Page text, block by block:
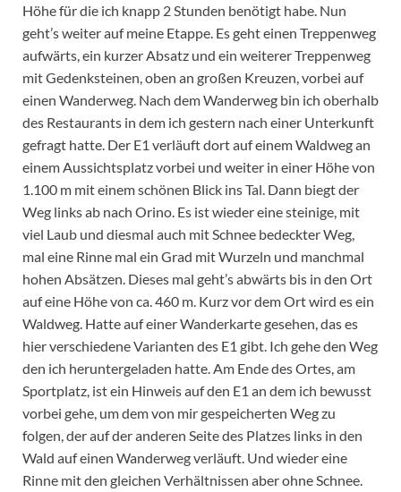
Höhe für die ich knapp 2 Stunden benötigt habe. Nun
geht’s weiter auf meine Etappe. Es geht einen Treppenweg
aufwärts, ein kurzer Absatz und ein weiterer Treppenweg
mit Gedenksteinen, oben an großen Kreuzen, vorbei auf
einen Wanderweg. Nach dem Wanderweg bin ich oberhalb
des Restaurants in dem ich gestern nach einer Unterkunft
gefragt hatte. Der E1 verläuft dort auf einem Waldweg an
einem Aussichtsplatz vorbei und weiter in einer Höhe von
1.100 m mit einem schönen Blick ins Tal. Dann biegt der
Weg links ab nach Orino. Es ist wieder eine steinige, mit
viel Laub und diesmal auch mit Schnee bedeckter Weg,
mal eine Rinne mal ein Grad mit Wurzeln und manchmal
hohen Absätzen. Dieses mal geht’s abwärts bis in den Ort
auf eine Höhe von ca. 460 m. Kurz vor dem Ort wird es ein
Waldweg. Hatte auf einer Wanderkarte gesehen, das es
hier verschiedene Varianten des E1 gibt. Ich gehe den Weg
den ich heruntergeladen hatte. Am Ende des Ortes, am
Sportplatz, ist ein Hinweis auf den E1 an dem ich bewusst
vorbei gehe, um dem von mir gespeicherten Weg zu
folgen, der auf der anderen Seite des Platzes links in den
Wald auf einen Wanderweg verläuft. Und wieder eine
Rinne mit den gleichen Verhältnissen aber ohne Schnee.